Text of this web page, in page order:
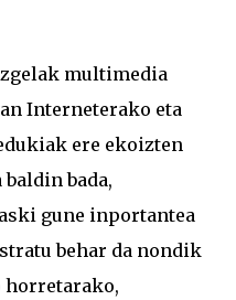
multimedia
Interneterako eta
ere ekoizten
bada,
gune inportantea
behar da nondik
horretarako,